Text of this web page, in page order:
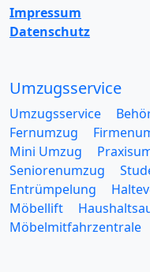
Impressum
Datenschutz
Umzugsservice
Umzugsservice
Fernumzug
Mini Umzug
Seniorenumzug
Entrümpelung
Möbellift
Möbelmitfahrzentrale